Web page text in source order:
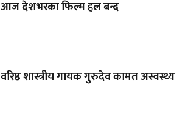
आज देशभरका फिल्म हल बन्द
वरिष्ठ शास्त्रीय गायक गुरुदेव कामत अस्वस्थ्य